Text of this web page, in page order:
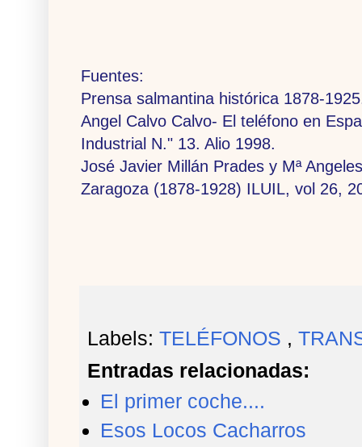
Fuentes:
Prensa salmantina histórica 1878-
Angel Calvo Calvo- El teléfono en
Industrial N." 13. Alio 1998.
José Javier Millán Prades y Mª
Zaragoza (1878-1928) ILUIL, vol 26,
Labels: TELÉFONOS ,
Entradas relacionadas:
El primer coche....
Esos Locos Cacharros